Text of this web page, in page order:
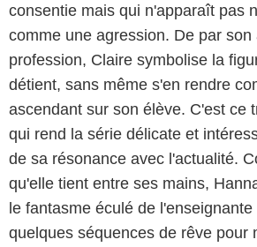
consentie mais qui n'apparaît pas
comme une agression. De par son
profession, Claire symbolise la
détient, sans même s'en rendre
ascendant sur son élève. C'est ce
qui rend la série délicate et
de sa résonance avec l'actualité.
qu'elle tient entre ses mains,
le fantasme éculé de
quelques séquences de rêve pour